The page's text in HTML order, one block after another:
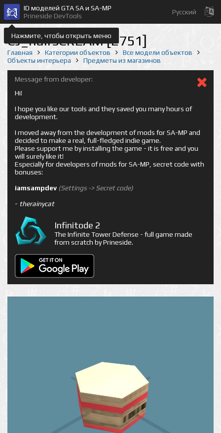
Нажмите, чтобы открыть меню
ID моделей GTA SA и SA-MP
Prineside DevTools
Русский
CJ_hairsCREAM [2751]
Главная Категории объектов
Все модели объектов
Объекты интерьера
Предметы из магазинов
Message from developer:
Hi!
I hope you like our tools and they saved you many hours of
development.
I moved away from the development of mods for SA-MP and
decided to make a real, full-fledged indie game.
Please support me by installing the game - it is free and you
will surely like it!
Especially for developers of mods for SA-MP, secret code with
bonuses:
iamsampdev (Settings -> Secret code)
- therainycat
Infinitode 2
The Infinite Tower Defense - full game made
from scratch by Prineside.